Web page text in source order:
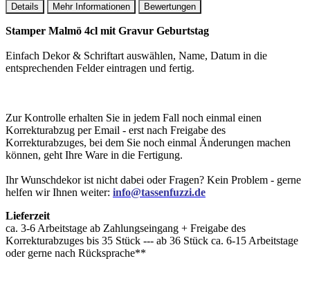
Details Mehr Informationen Bewertungen
Stamper Malmö 4cl mit Gravur Geburtstag
Einfach Dekor & Schriftart auswählen, Name, Datum in die
entsprechenden Felder eintragen und fertig.
Zur Kontrolle erhalten Sie in jedem Fall noch einmal einen
Korrekturabzug per Email - erst nach Freigabe des
Korrekturabzuges, bei dem Sie noch einmal Änderungen machen
können, geht Ihre Ware in die Fertigung.
Ihr Wunschdekor ist nicht dabei oder Fragen? Kein Problem - gerne
helfen wir Ihnen weiter: info@tassenfuzzi.de
Lieferzeit
ca. 3-6 Arbeitstage ab Zahlungseingang + Freigabe des
Korrekturabzuges bis 35 Stück --- ab 36 Stück ca. 6-15 Arbeitstage
oder gerne nach Rücksprache**